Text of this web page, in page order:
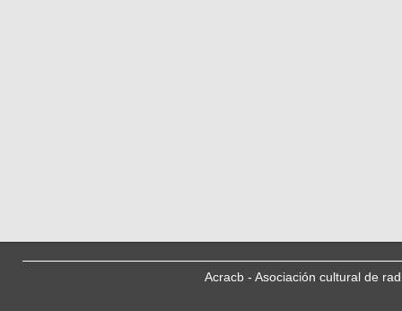
Acracb - Asociación cultural de